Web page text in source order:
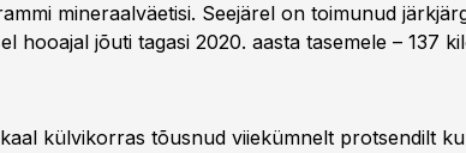
mineraalväetisi. Seejärel on toimunud
hooajal jõuti tagasi 2020. aasta tasemele – 137
külvikorras tõusnud viiekümnelt protsendilt